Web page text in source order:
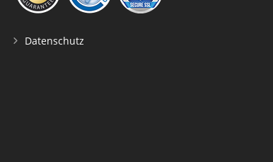
Datenschutz